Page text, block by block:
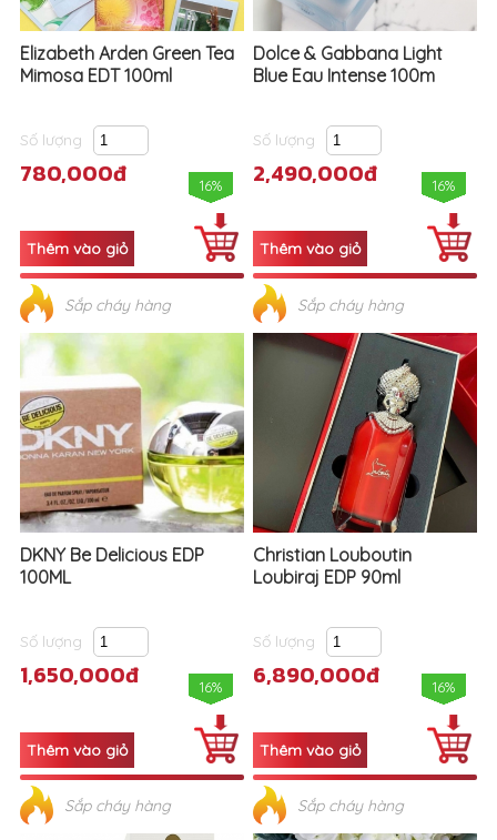
Elizabeth Arden Green Tea
Mimosa EDT 100ml
Số lượng
780,000đ 16%
Sắp cháy hàng
Dolce & Gabbana Light
Blue Eau Intense 100m
Số lượng
2,490,000đ 16%
Sắp cháy hàng
DKNY Be Delicious EDP
100ML
Số lượng
1,650,000đ 16%
Sắp cháy hàng
Christian Louboutin
Loubiraj EDP 90ml
Số lượng
6,890,000đ 16%
Sắp cháy hàng